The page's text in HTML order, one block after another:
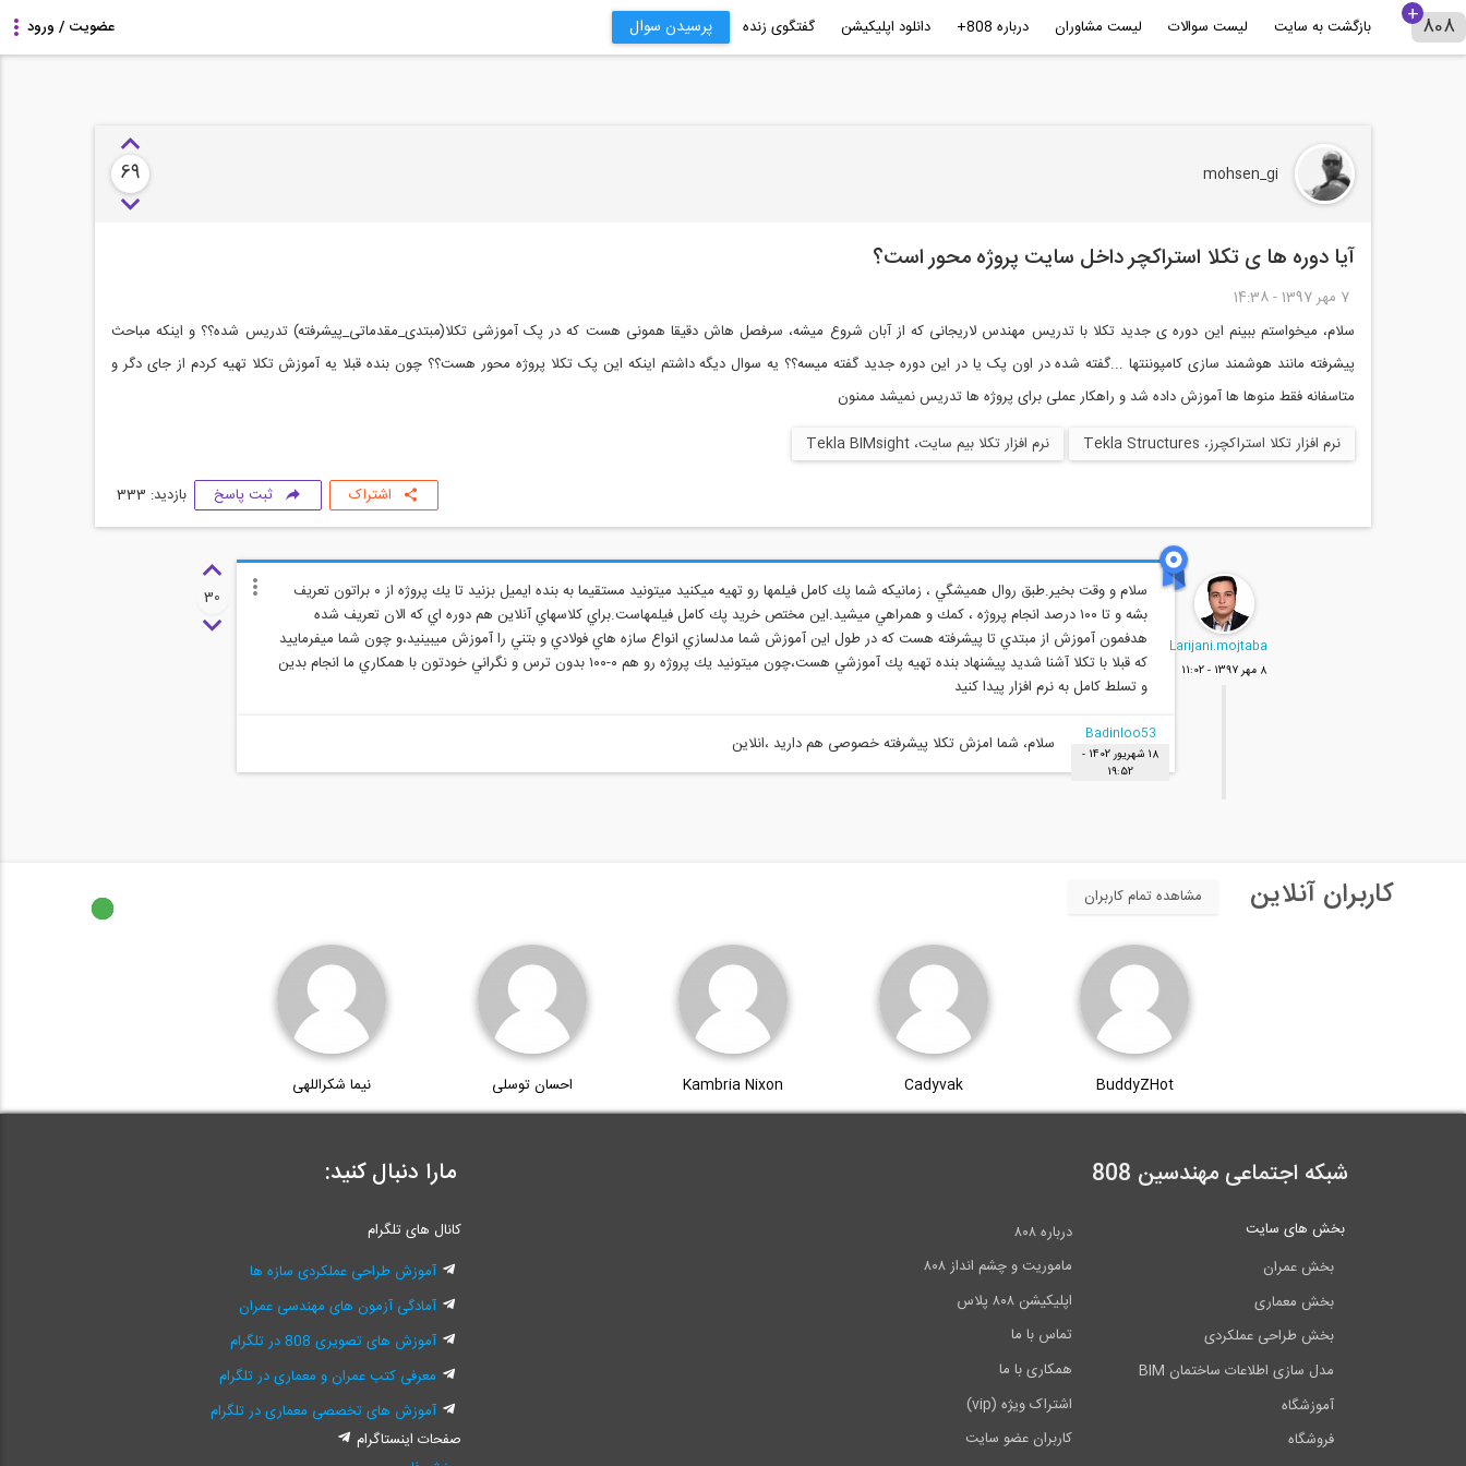
بازگشت به سایت لیست سوالات لیست مشاوران درباره 808+ دانلود اپلیکیشن گفتگوی زنده پرسیدن سوال
mohsen_gi
69
آیا دوره ها ی تکلا استراکچر داخل سایت پروژه محور است؟
7 مهر 1397 - 14:38
سلام، میخواستم ببینم این دوره ی جدید تکلا با تدریس مهندس لاریجانی که از آبان شروع میشه، سرفصل هاش دقیقا همونی هست که در پک آموزشی تکلا(مبتدی_مقدماتی_پیشرفته) تدریس شده؟؟ و اینکه مباحث
پیشرفته مانند هوشمند سازی کامپوننتها ...گفته شده در اون پک یا در این دوره جدید گفته میسه؟؟ یه سوال دیگه داشتم اینکه این پک تکلا پروژه محور هست؟؟ چون بنده قبلا یه آموزش تکلا تهیه کردم از جای دگر و
متاسفانه فقط منوها ها آموزش داده شد و راهکار عملی برای پروژه ها تدریس نمیشد ممنون
نرم افزار تکلا استراکچرز، Tekla Structures
نرم افزار تکلا بیم سایت، Tekla BIMsight
اشتراک ثبت پاسخ بازدید: 333
سلام و وقت بخير.طبق روال هميشگي ، زمانيكه شما پك كامل فيلمها رو تهيه ميكنيد ميتونيد مستقيما به بنده ايميل بزنيد تا يك پروژه از ٠ براتون تعريف
بشه و تا ١٠٠ درصد انجام پروژه ، كمك و همراهي ميشيد.اين مختص خريد پك كامل فيلمهاست.براي كلاسهاي آنلاين هم دوره اي كه الان تعريف شده
هدفمون آموزش از مبتدي تا پيشرفته هست كه در طول اين آموزش شما مدلسازي انواع سازه هاي فولادي و بتني را آموزش ميبينيد،و چون شما ميفرماييد
كه قبلا با تكلا آشنا شديد پيشنهاد بنده تهيه پك آموزشي هست،چون ميتونيد يك پروژه رو هم ٠-١٠٠ بدون ترس و نگراني خودتون با همكاري ما انجام بدين
و تسلط كامل به نرم افزار پيدا كنيد
30
Larijani.mojtaba
8 مهر 1397 - 11:02
سلام، شما امزش تکلا پیشرفته خصوصی هم دارید ،انلاین Badinloo53
18 شهريور 1402 -
19:52
کاربران آنلاین مشاهده تمام کاربران
BuddyZHot
Cadyvak
Kambria Nixon احسان توسلی نیما شکراللهی
شبکه اجتماعی مهندسین 808
درباره ۸۰۸
ماموریت و چشم انداز ۸۰۸
اپلیکیشن ۸۰۸ پلاس
تماس با ما
همکاری با ما
اشتراک ویژه (vip)
کاربران عضو سایت
بخش های سایت
بخش عمران
بخش معماری
بخش طراحی عملکردی
مدل سازی اطلاعات ساختمان BIM
آموزشگاه
فروشگاه
مارا دنبال کنید:
کانال های تلگرام
آموزش طراحی عملکردی سازه ها
آمادگی آزمون های مهندسی عمران
آموزش های تصویری 808 در تلگرام
معرفی کتب عمران و معماری در تلگرام
آموزش های تخصصی معماری در تلگرام
صفحات اینستاگرام